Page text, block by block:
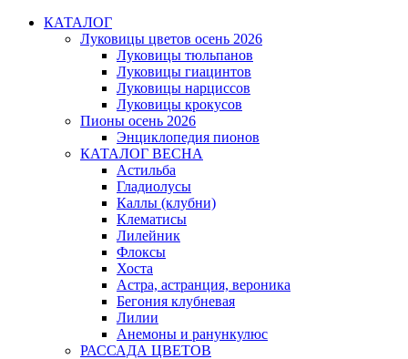
КАТАЛОГ
Луковицы цветов осень 2026
Луковицы тюльпанов
Луковицы гиацинтов
Луковицы нарциссов
Луковицы крокусов
Пионы осень 2026
Энциклопедия пионов
КАТАЛОГ ВЕСНА
Астильба
Гладиолусы
Каллы (клубни)
Клематисы
Лилейник
Флоксы
Хоста
Астра, астранция, вероника
Бегония клубневая
Лилии
Анемоны и ранункулюс
РАССАДА ЦВЕТОВ